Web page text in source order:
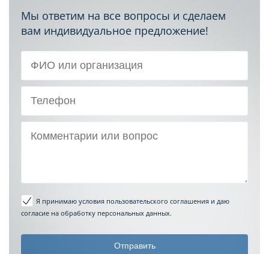
Мы ответим на все вопросы и сделаем
вам индивидуальное предложение!
Я принимаю условия пользовательского соглашения и даю
согласие на обработку персональных данных.